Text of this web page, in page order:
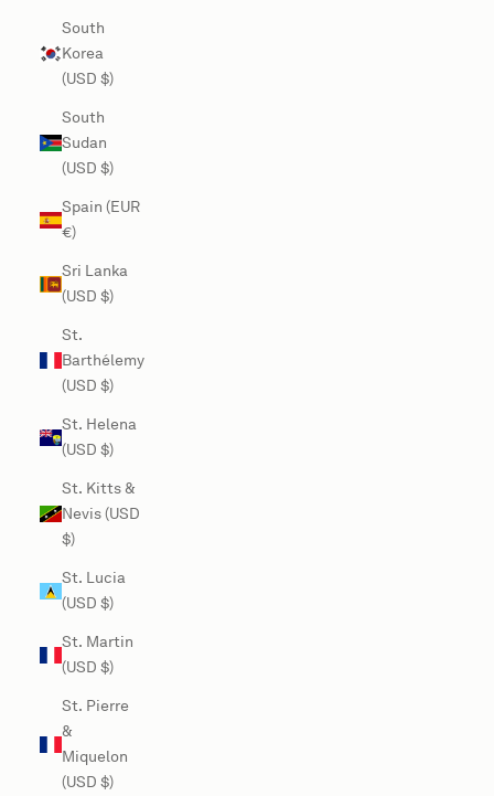
South
Korea
(USD $)
South
Sudan
(USD $)
Spain (EUR
€)
Sri Lanka
(USD $)
St.
Barthélemy
(USD $)
St. Helena
(USD $)
St. Kitts &
Nevis (USD
$)
St. Lucia
(USD $)
St. Martin
(USD $)
St. Pierre
&
Miquelon
(USD $)